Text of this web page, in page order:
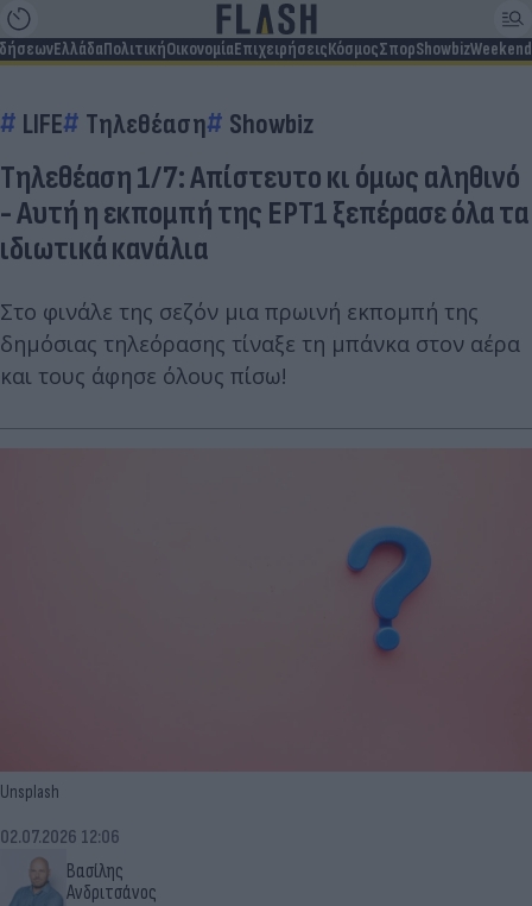
ΕλλάδαΠολιτικήΟικονομίαΕπιχειρήσειςΚόσμοςΣπορShowbizWeekend
LIFE Τηλεθέαση Showbiz
Τηλεθέαση 1/7: Απίστευτο κι όμως αληθινό
- Αυτή η εκπομπή της ΕΡΤ1 ξεπέρασε όλα τα
ιδιωτικά κανάλια
Στο φινάλε της σεζόν μια πρωινή εκπομπή της
δημόσιας τηλεόρασης τίναξε τη μπάνκα στον αέρα
και τους άφησε όλους πίσω!
Unsplash
Βασίλης
Ανδριτσάνος
02.07.2026 12:06